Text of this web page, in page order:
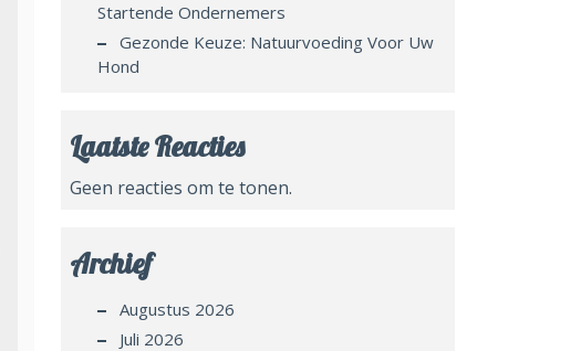
Startende Ondernemers
Gezonde Keuze: Natuurvoeding Voor Uw
Hond
Laatste Reacties
Geen reacties om te tonen.
Archief
Augustus 2026
Juli 2026